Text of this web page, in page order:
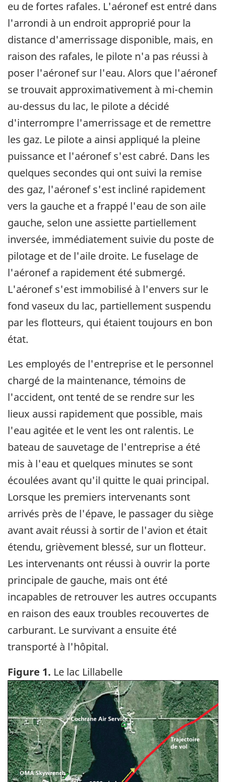
eu de fortes rafales. L'aéronef est entré dans
l'arrondi à un endroit approprié pour la
distance d'amerrissage disponible, mais, en
raison des rafales, le pilote n'a pas réussi à
poser l'aéronef sur l'eau. Alors que l'aéronef
se trouvait approximativement à mi-chemin
au-dessus du lac, le pilote a décidé
d'interrompre l'amerrissage et de remettre
les gaz. Le pilote a ainsi appliqué la pleine
puissance et l'aéronef s'est cabré. Dans les
quelques secondes qui ont suivi la remise
des gaz, l'aéronef s'est incliné rapidement
vers la gauche et a frappé l'eau de son aile
gauche, selon une assiette partiellement
inversée, immédiatement suivie du poste de
pilotage et de l'aile droite. Le fuselage de
l'aéronef a rapidement été submergé.
L'aéronef s'est immobilisé à l'envers sur le
fond vaseux du lac, partiellement suspendu
par les flotteurs, qui étaient toujours en bon
état.
Les employés de l'entreprise et le personnel
chargé de la maintenance, témoins de
l'accident, ont tenté de se rendre sur les
lieux aussi rapidement que possible, mais
l'eau agitée et le vent les ont ralentis. Le
bateau de sauvetage de l'entreprise a été
mis à l'eau et quelques minutes se sont
écoulées avant qu'il quitte le quai principal.
Lorsque les premiers intervenants sont
arrivés près de l'épave, le passager du siège
avant avait réussi à sortir de l'avion et était
étendu, grièvement blessé, sur un flotteur.
Les intervenants ont réussi à ouvrir la porte
principale de gauche, mais ont été
incapables de retrouver les autres occupants
en raison des eaux troubles recouvertes de
carburant. Le survivant a ensuite été
transporté à l'hôpital.
Figure 1. Le lac Lillabelle
Image